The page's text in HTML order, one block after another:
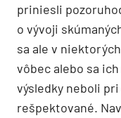
priniesli
o vývoji
sa ale v
vôbec alebo sa
výsledky neboli
rešpektované.